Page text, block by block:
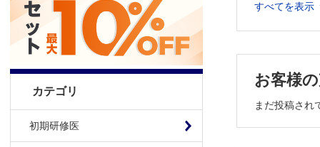
カテゴリ
初期研修医
・2022年7月
置、フォロ
・2022年9月
・2022年10
連する睡眠
すべてを表示
お客様
まだ投稿され